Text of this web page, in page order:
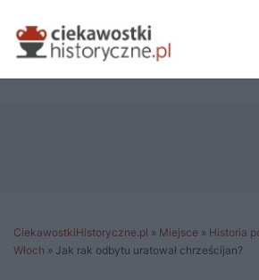
CiekawostkiHistoryczne.pl » Miejsce » Historia
Włoch » Jak rak odbytu uratował chrześcijan?